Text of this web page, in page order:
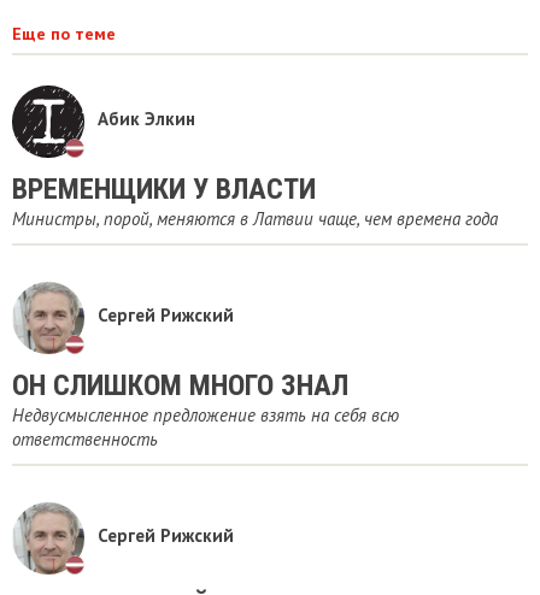
Еще по теме
Абик Элкин
ВРЕМЕНЩИКИ У ВЛАСТИ
Министры, порой, меняются в Латвии чаще, чем времена года
Сергей Рижский
ОН СЛИШКОМ МНОГО ЗНАЛ
Недвусмысленное предложение взять на себя всю
ответственность
Сергей Рижский